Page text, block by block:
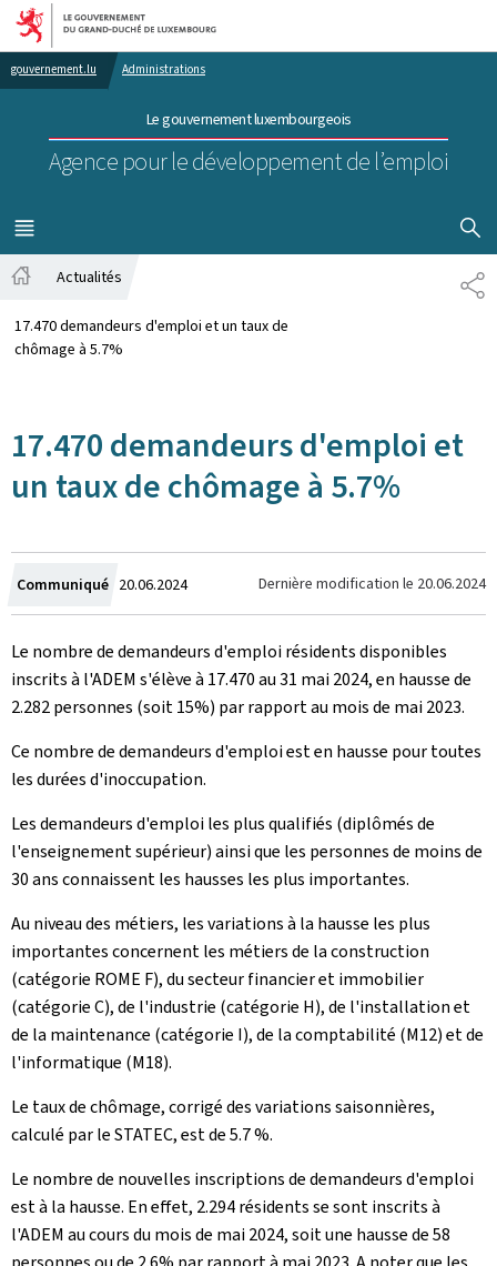
Aller au menu principal
Aller au contenu
gouvernement.lu Administrations
Le gouvernement luxembourgeois
Agence pour le développement de l’emploi
MENU
PRINCIPAL
Actualités
17.470 demandeurs d'emploi et un taux de
chômage à 5.7%
17.470 demandeurs d'emploi et
un taux de chômage à 5.7%
Communiqué Crée
le
20.06.2024 Dernière modification le 20.06.2024
Le nombre de demandeurs d'emploi résidents disponibles
inscrits à l'ADEM s'élève à 17.470 au 31 mai 2024, en hausse de
2.282 personnes (soit 15%) par rapport au mois de mai 2023.
Ce nombre de demandeurs d'emploi est en hausse pour toutes
les durées d'inoccupation.
Les demandeurs d'emploi les plus qualifiés (diplômés de
l'enseignement supérieur) ainsi que les personnes de moins de
30 ans connaissent les hausses les plus importantes.
Au niveau des métiers, les variations à la hausse les plus
importantes concernent les métiers de la construction
(catégorie ROME F), du secteur financier et immobilier
(catégorie C), de l'industrie (catégorie H), de l'installation et
de la maintenance (catégorie I), de la comptabilité (M12) et de
l'informatique (M18).
Le taux de chômage, corrigé des variations saisonnières,
calculé par le STATEC, est de 5.7 %.
Le nombre de nouvelles inscriptions de demandeurs d'emploi
est à la hausse. En effet, 2.294 résidents se sont inscrits à
l'ADEM au cours du mois de mai 2024, soit une hausse de 58